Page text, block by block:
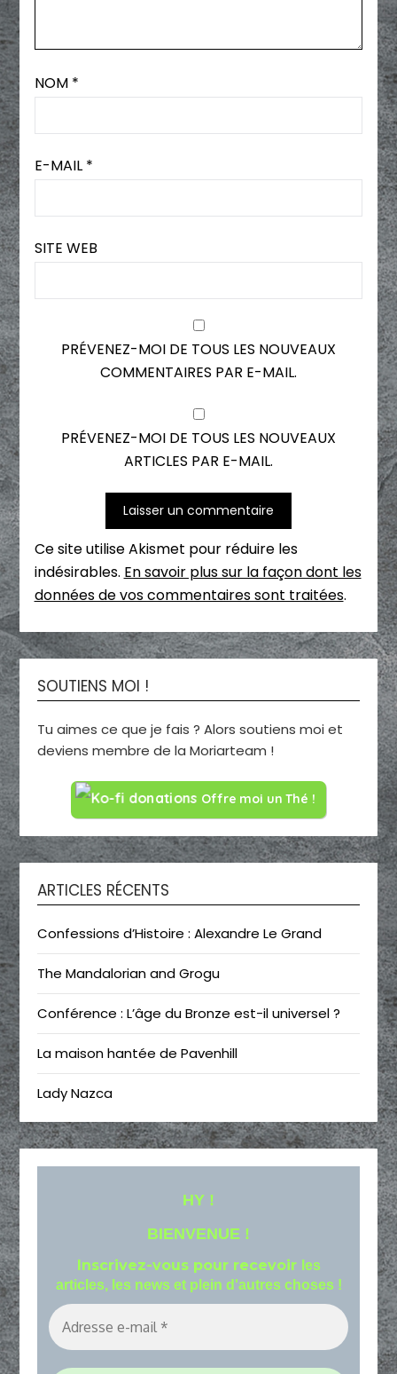
NOM *
E-MAIL *
SITE WEB
PRÉVENEZ-MOI DE TOUS LES NOUVEAUX
COMMENTAIRES PAR E-MAIL.
PRÉVENEZ-MOI DE TOUS LES NOUVEAUX
ARTICLES PAR E-MAIL.
Ce site utilise Akismet pour réduire les
indésirables. En savoir plus sur la façon dont les
données de vos commentaires sont traitées.
SOUTIENS MOI !
Tu aimes ce que je fais ? Alors soutiens moi et
deviens membre de la Moriarteam !
Offre moi un Thé !
ARTICLES RÉCENTS
Confessions d’Histoire : Alexandre Le Grand
The Mandalorian and Grogu
Conférence : L’âge du Bronze est-il universel ?
La maison hantée de Pavenhill
Lady Nazca
HY !
BIENVENUE !
Inscrivez-vous pour recevoir les
articles, les news et plein d'autres choses !